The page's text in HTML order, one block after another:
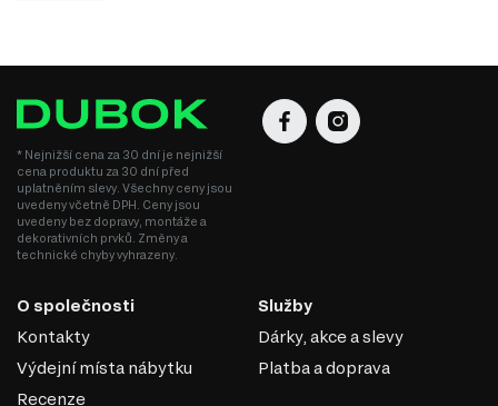
* Nejnižší cena za 30 dní je nejnižší
cena produktu za 30 dní před
uplatněním slevy. Všechny ceny jsou
uvedeny včetně DPH. Ceny jsou
uvedeny bez dopravy, montáže a
dekorativních prvků. Změny a
technické chyby vyhrazeny.
O společnosti
Kontakty
Výdejní místa nábytku
Recenze
Služby
Dárky, akce a slevy
Platba a doprava